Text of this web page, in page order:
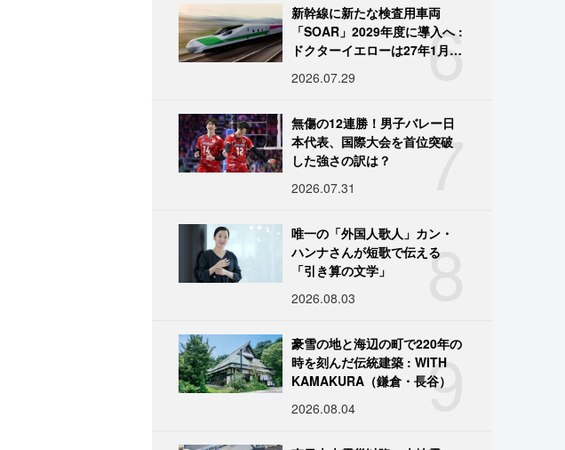
6
新幹線に新たな検査用車両
「SOAR」2029年度に導入へ :
ドクターイエローは27年1月に
2026.07.29
7
無傷の12連勝！男子バレー日
本代表、国際大会を首位突破
した強さの訳は？
2026.07.31
8
唯一の「外国人歌人」カン・
ハンナさんが短歌で伝える
「引き算の文学」
2026.08.03
9
豪雪の地と海辺の町で220年の
時を刻んだ伝統建築 : WITH
KAMAKURA（鎌倉・長谷）
2026.08.04